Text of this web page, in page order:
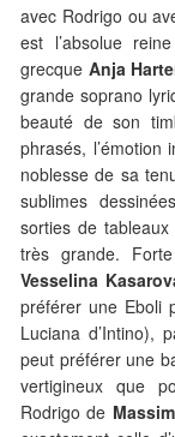
avec Rodrigo ou
est l’absolue
grecque Anja
grande soprano
beauté de son
phrasés, l’émotion
noblesse de sa
sublimes
sorties de
très grande.
Vesselina
préférer une Eboli
Luciana d’Intino),
peut préférer une
vertigineux que
Rodrigo de